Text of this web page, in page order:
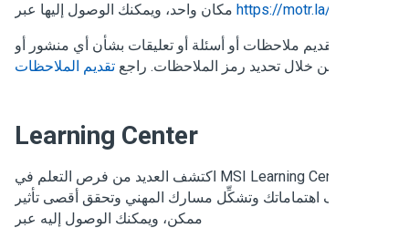
مكان واحد، ويمكنك الوصول إليها عبرhttps://motr.la/docs
تقديم ملاحظات أو أسئلة أو تعليقات بشأن أي منشور أو
من خلال تحديد رمز الملاحظات. راجعتقديم الملاحظات
Learning Center
اكتشف العديد من فرص التعلم في MSI Learning Center
اهتماماتك وتشكِّل مسارك المهني وتحقق أقصى تأثير
ممكن، ويمكنك الوصول إليه عبر